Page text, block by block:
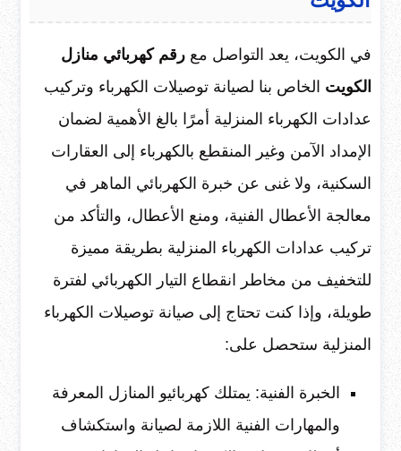
في الكويت، يعد التواصل مع رقم كهربائي منازل
الكويت الخاص بنا لصيانة توصيلات الكهرباء وتركيب
عدادات الكهرباء المنزلية أمرًا بالغ الأهمية لضمان
الإمداد الآمن وغير المنقطع بالكهرباء إلى العقارات
السكنية، ولا غنى عن خبرة الكهربائي الماهر في
معالجة الأعطال الفنية، ومنع الأعطال، والتأكد من
تركيب عدادات الكهرباء المنزلية بطريقة مميزة
للتخفيف من مخاطر انقطاع التيار الكهربائي لفترة
طويلة، وإذا كنت تحتاج إلى صيانة توصيلات الكهرباء
المنزلية ستحصل على:
الخبرة الفنية: يمتلك كهربائيو المنازل المعرفة
والمهارات الفنية اللازمة لصيانة واستكشاف